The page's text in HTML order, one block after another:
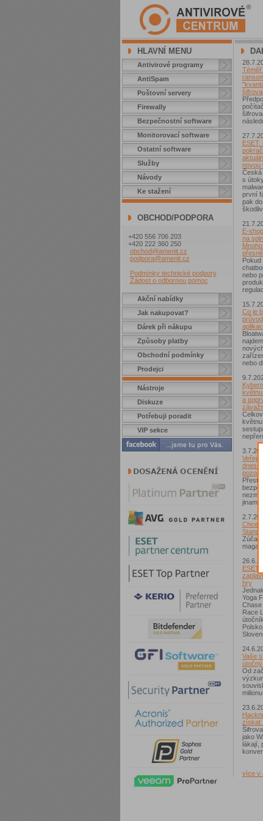
HLAVNÍ MENU
Antivirové programy
AntiSpam
Poštovní servery
Firewally
Bezpečnostní software
Monitorovací software
Ostatní software
Služby
Návody
Ke stažení
OBCHOD/PODPORA
+420 556 706 203
+420 222 360 250
obchod@amenit.cz
podpora@amenit.cz
Podmínky technické podpory
Žádost o odbornou pomoc
Akční nabídky
Jak nakupovat?
Dárek při nákupu
Způsoby platby
Obchodní podmínky
Prodejci
Nástroje
Diskuze
Potřebuji poradit
VIP sekce
novou
Česká
s
první
pak
E-
na
nebo
Co je
nebo
a
dnes
pozor
jinam...
ESET:
hry
Yoga
Chase
Race
Vaše
Od
získat
jako
lákají,
více v